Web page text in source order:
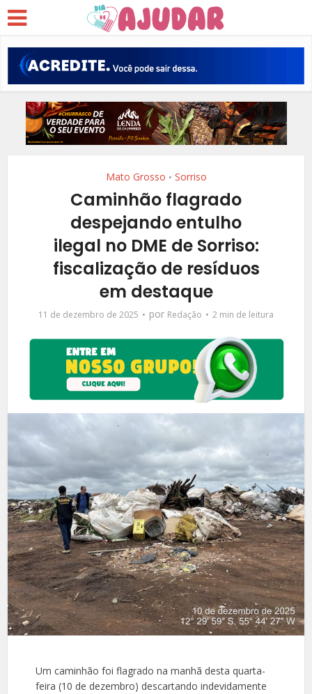
Mato Grosso • Sorriso
Caminhão flagrado
despejando entulho
ilegal no DME de Sorriso:
fiscalização de resíduos
em destaque
11 de dezembro de 2025 por Redação 2 min de leitura
Um caminhão foi flagrado na manhã desta quarta-
feira (10 de dezembro) descartando indevidamente